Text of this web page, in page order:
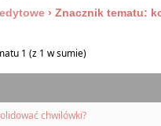
› Znacznik tematu:
1 (z 1 w sumie)
chwilówki?